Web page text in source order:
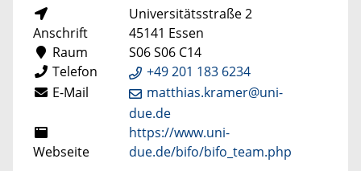
Anschrift
Universitätsstraße 2
45141 Essen
Raum
S06 S06 C14
Telefon
+49 201 183 6234
E-Mail
matthias.kramer@uni-
due.de
Webseite
https://www.uni-
due.de/bifo/bifo_team.php